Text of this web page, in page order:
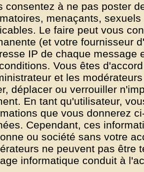
consentez à ne pas poster
menaçants,
Le faire peut vous
(et votre fournisseur
IP de chaque message
Vous êtes
et les
déplacer ou verrouiller
En tant qu'utilisateur,
que vous donnerez
Cependant, ces
ou société sans votre
ne peuvent pas être
informatique conduit à